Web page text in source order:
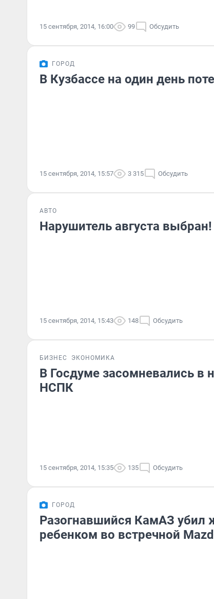
15 сентября, 2014, 16:00 99 Обсудить
ГОРОД
В Кузбассе на один день
15 сентября, 2014, 15:57 3 315 Обсудить
АВТО
Нарушитель августа выбран!
15 сентября, 2014, 15:43 148 Обсудить
БИЗНЕС ЭКОНОМИКА
В Госдуме засомневались в
НСПК
15 сентября, 2014, 15:35 135 Обсудить
ГОРОД
Разогнавшийся КамАЗ убил
ребенком во встречной